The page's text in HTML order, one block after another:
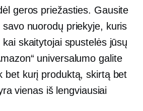
geros priežasties. Gausite
savo nuorodų priekyje, kuris
skaitytojai spustelės jūsų
universalumo galite
bet kurį produktą, skirtą bet
vienas iš lengviausiai